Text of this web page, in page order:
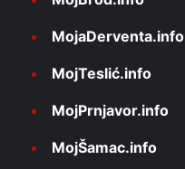
MojaDerventa.info
MojTeslić.info
MojPrnjavor.info
MojŠamac.info